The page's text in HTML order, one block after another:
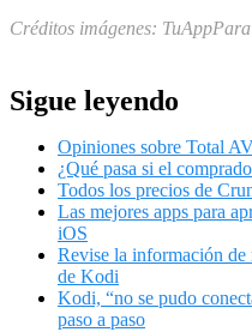
Créditos imágenes: TuAppPara
Sigue leyendo
Opiniones sobre Total
¿Qué pasa si el
Todos los precios de
Las mejores apps para
iOS
Revise la información de
de Kodi
Kodi, “no se pudo
paso a paso